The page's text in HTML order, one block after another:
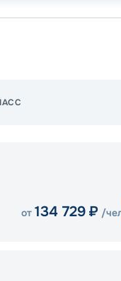
от 134 729 ₽ /